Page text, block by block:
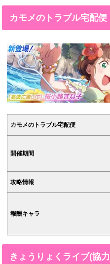
カモメのトラブル宅配便
カモメのトラブル宅配便
開催期間
攻略情報
報酬キャラ
きょうりょくライブ(協